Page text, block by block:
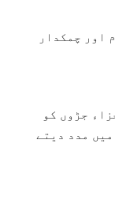
اور چمکدار
جڑوں کو
میں مدد دیتے